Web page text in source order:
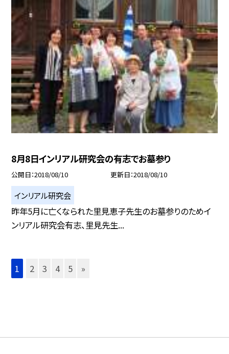
8月8日インリアル研究会の有志でお墓参り
公開日 2018/08/10 更新日 2018/08/10
インリアル研究会
昨年5月に亡くなられた里見恵子先生のお墓参りのためイ
ンリアル研究会有志、里見先生...
1 2 3 4 5 »